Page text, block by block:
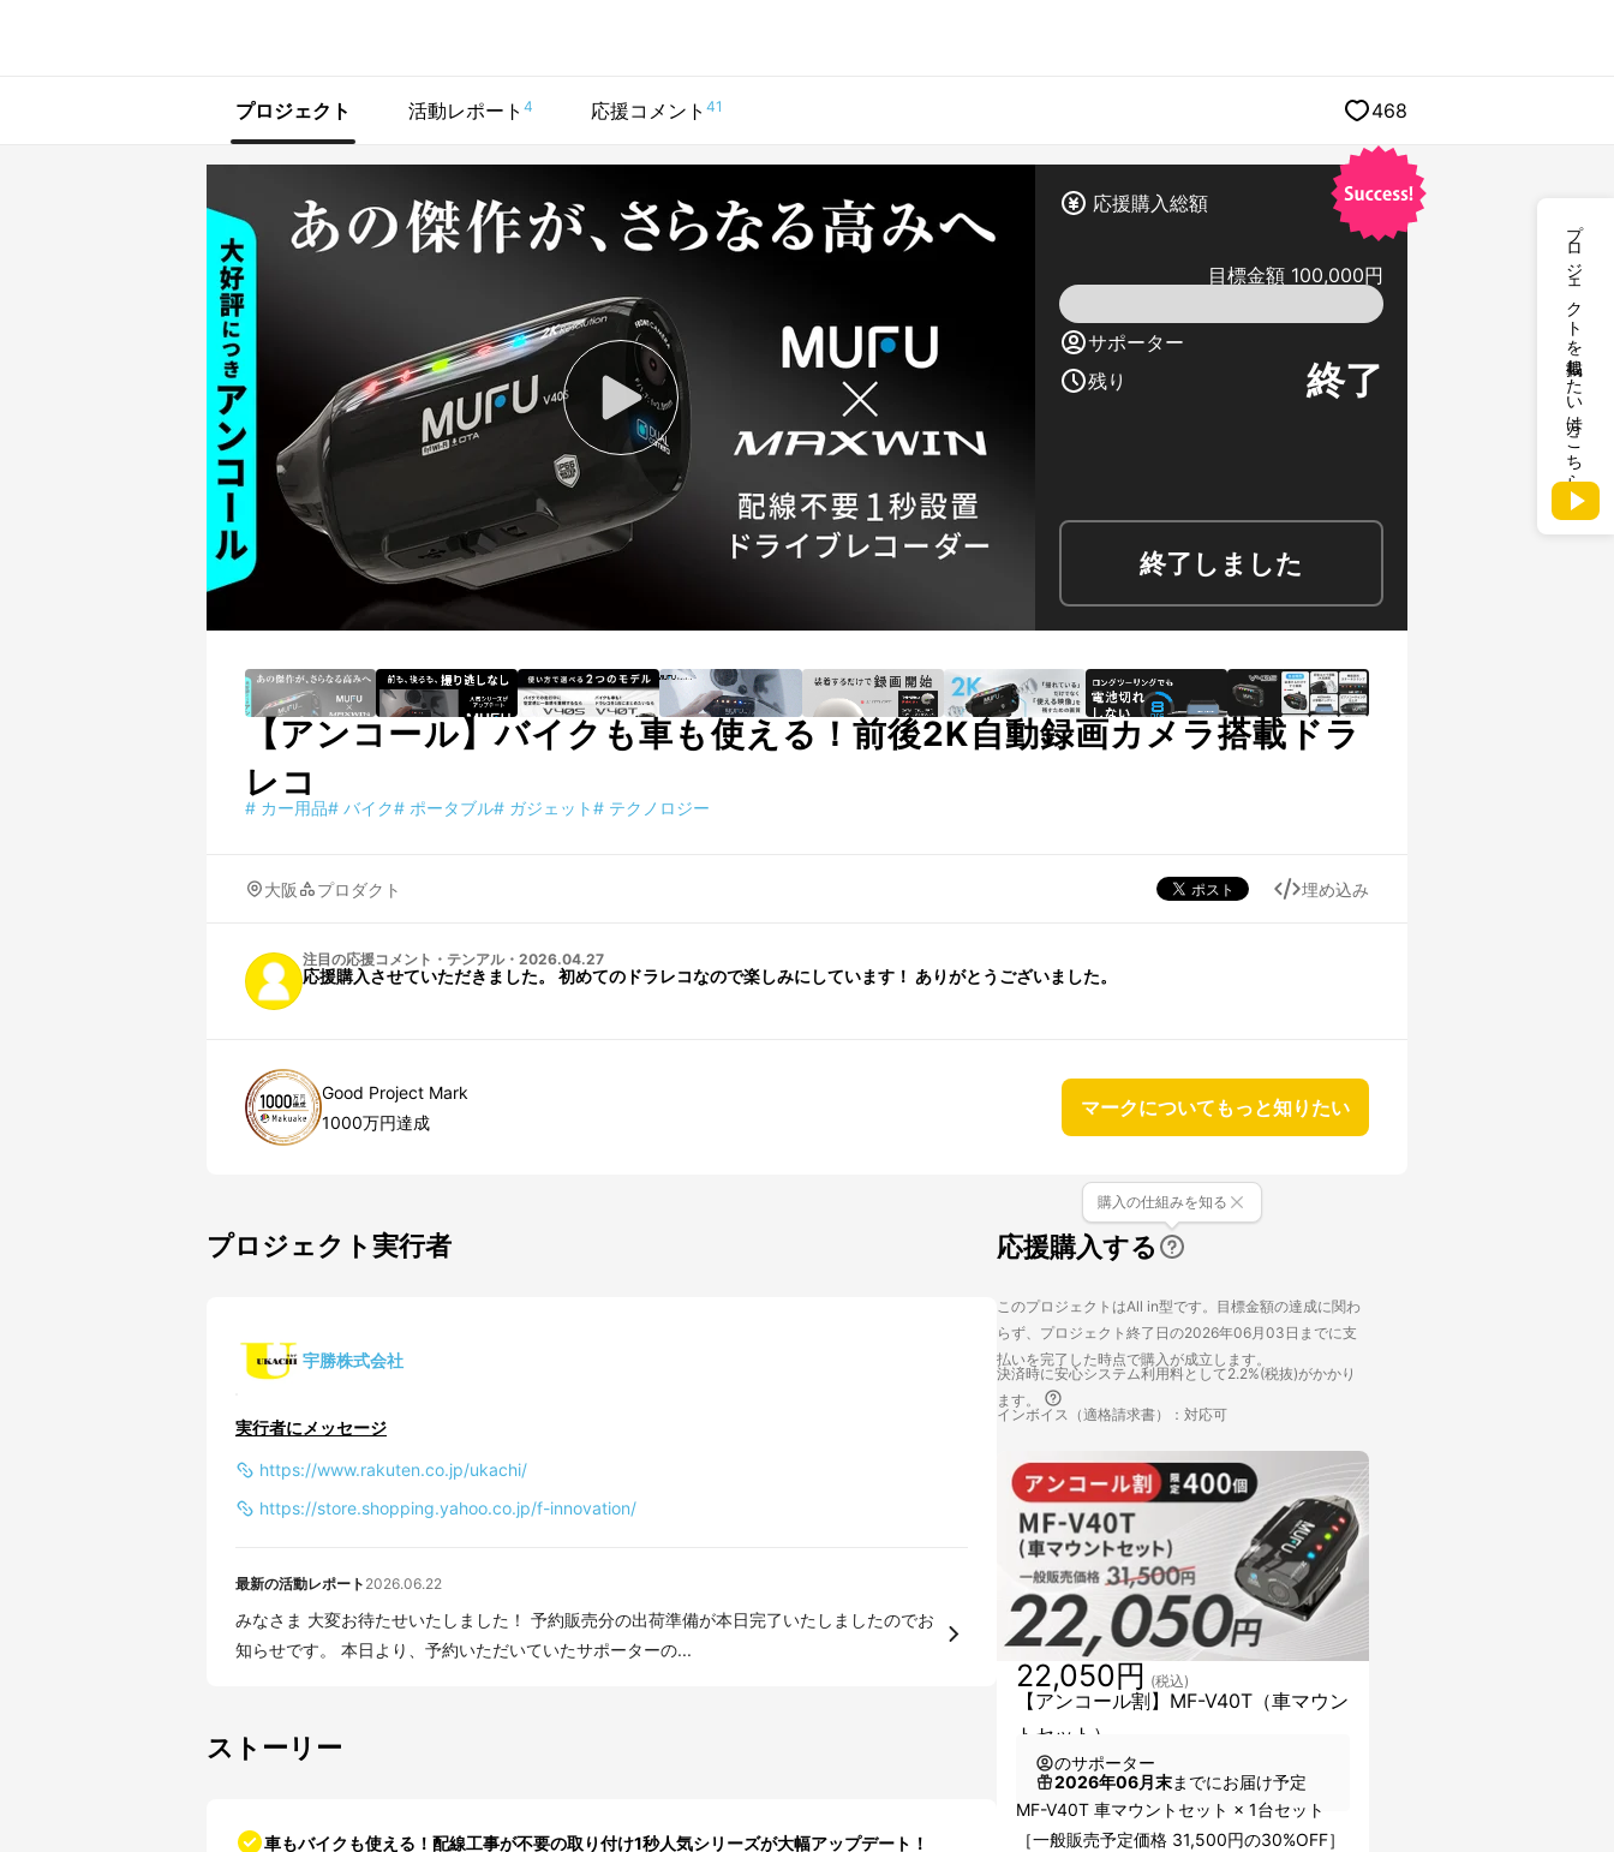
プロジェクトを掲載したい方はこちら
プロジェクト 活動レポート 4 応援コメント 41 468
応援購入総額
目標金額 100,000円
サポーター
残り
終了
終了しました
【アンコール】バイクも車も使える！前後2K自動録画カメラ搭載ドラ
レコ
# カー用品# バイク# ポータブル# ガジェット# テクノロジー
大阪 プロダクト 埋め込み
注目の応援コメント ・ テンアル・ 2026.04.27
応援購入させていただきました。 初めてのドラレコなので楽しみにしています！ ありがとうございました。
Good Project Mark
1000万円達成
マークについてもっと知りたい
プロジェクト実行者
宇勝株式会社
実行者にメッセージ
https://www.rakuten.co.jp/ukachi/
https://store.shopping.yahoo.co.jp/f-innovation/
最新の活動レポート 2026.06.22
みなさま 大変お待たせいたしました！ 予約販売分の出荷準備が本日完了いたしましたのでお
知らせです。 本日より、予約いただいていたサポーターの...
ストーリー
車もバイクも使える！配線工事が不要の取り付け1秒人気シリーズが大幅アップデート！
応援購入する
購入の仕組みを知る
このプロジェクトはAll in型です。目標金額の達成に関わ
らず、プロジェクト終了日の2026年06月03日までに支
払いを完了した時点で購入が成立します。
決済時に安心システム利用料として2.2%(税抜)がかかり
ます。
インボイス（適格請求書）：対応可
【アンコール割】MF-V40T（車マウン
トセット）
22,050円 (税込)
のサポーター
2026年06月末までにお届け予定
MF-V40T 車マウントセット × 1台セット
［一般販売予定価格 31,500円の30%OFF］